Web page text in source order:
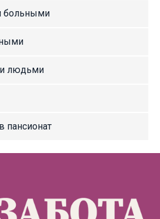
больными
людьми
пансионат